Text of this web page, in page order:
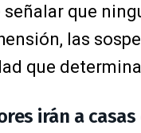
señalar que
las
que
irán a